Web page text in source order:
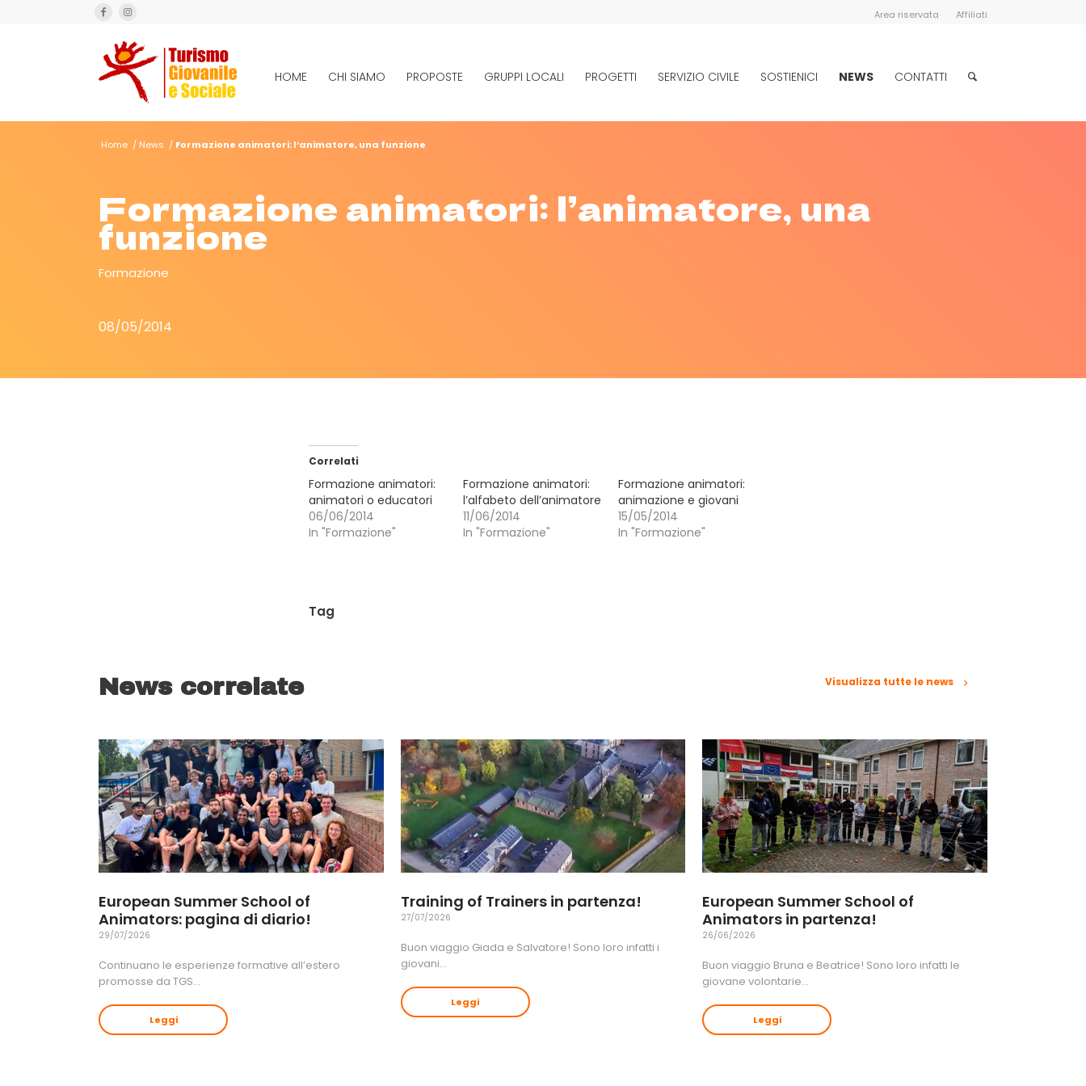
Area riservata Affiliati
HOME CHI SIAMO PROPOSTE GRUPPI LOCALI PROGETTI SERVIZIO CIVILE SOSTIENICI NEWS CONTATTI
Home / News / Formazione animatori: l’animatore, una funzione
Formazione animatori: l’animatore, una
funzione
Formazione
08/05/2014
Correlati
Formazione animatori:
animatori o educatori
06/06/2014
In "Formazione"
Formazione animatori:
l’alfabeto dell’animatore
11/06/2014
In "Formazione"
Formazione animatori:
animazione e giovani
15/05/2014
In "Formazione"
Tag
News correlate Visualizza tutte le news
European Summer School of
Animators: pagina di diario!
29/07/2026
Continuano le esperienze formative all’estero
promosse da TGS…
Leggi
Training of Trainers in partenza!
27/07/2026
Buon viaggio Giada e Salvatore! Sono loro infatti i
giovani…
Leggi
European Summer School of
Animators in partenza!
26/06/2026
Buon viaggio Bruna e Beatrice! Sono loro infatti le
giovane volontarie…
Leggi